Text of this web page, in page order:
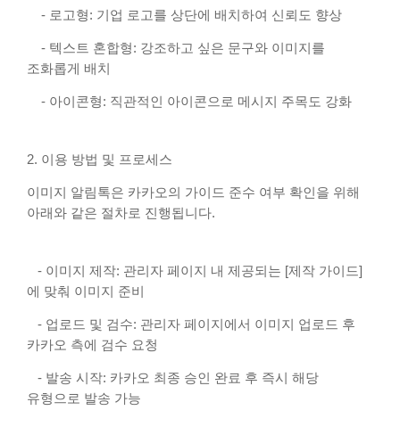
- 로고형: 기업 로고를 상단에 배치하여 신뢰도 향상
- 텍스트 혼합형: 강조하고 싶은 문구와 이미지를
조화롭게 배치
- 아이콘형: 직관적인 아이콘으로 메시지 주목도 강화
2. 이용 방법 및 프로세스
이미지 알림톡은 카카오의 가이드 준수 여부 확인을 위해
아래와 같은 절차로 진행됩니다.
- 이미지 제작: 관리자 페이지 내 제공되는 [제작 가이드]
에 맞춰 이미지 준비
- 업로드 및 검수: 관리자 페이지에서 이미지 업로드 후
카카오 측에 검수 요청
- 발송 시작: 카카오 최종 승인 완료 후 즉시 해당
유형으로 발송 가능